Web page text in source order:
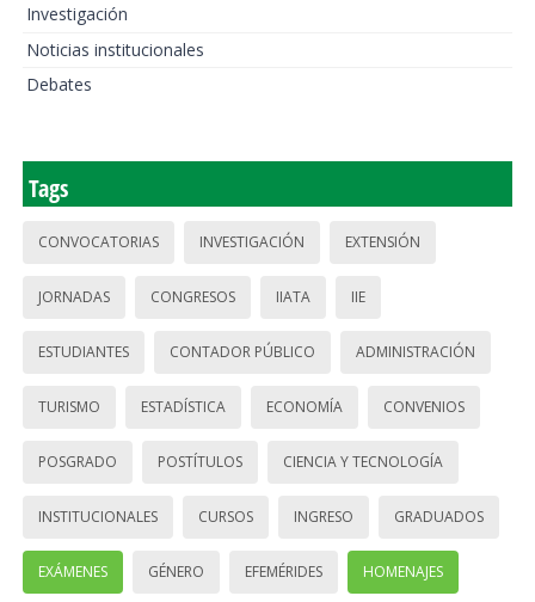
Investigación
Noticias institucionales
Debates
Tags
CONVOCATORIAS INVESTIGACIÓN EXTENSIÓN
JORNADAS CONGRESOS IIATA IIE
ESTUDIANTES CONTADOR PÚBLICO ADMINISTRACIÓN
TURISMO ESTADÍSTICA ECONOMÍA CONVENIOS
POSGRADO POSTÍTULOS CIENCIA Y TECNOLOGÍA
INSTITUCIONALES CURSOS INGRESO GRADUADOS
EXÁMENES GÉNERO EFEMÉRIDES HOMENAJES